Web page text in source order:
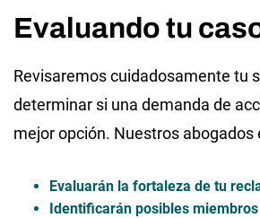
Evaluando tu
Revisaremos cuidadosamente tu
determinar si una demanda de
mejor opción. Nuestros abogados
Evaluarán la fortaleza de tu
Identificarán posibles